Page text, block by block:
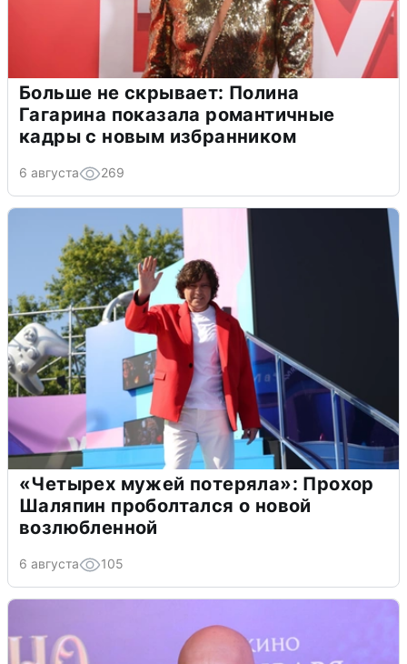
Больше не скрывает: Полина
Гагарина показала романтичные
кадры с новым избранником
6 августа 269
«Четырех мужей потеряла»: Прохор
Шаляпин проболтался о новой
возлюбленной
6 августа 105